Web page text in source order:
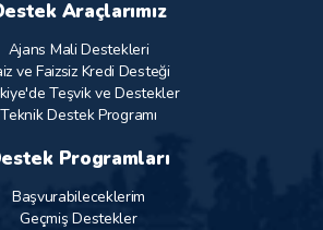
Araçlarımız
Ajans Mali Destekleri
ve Faizsiz Kredi Desteği
Teşvik ve Destekler
Teknik Destek Programı
Programları
Başvurabileceklerim
Geçmiş Destekler